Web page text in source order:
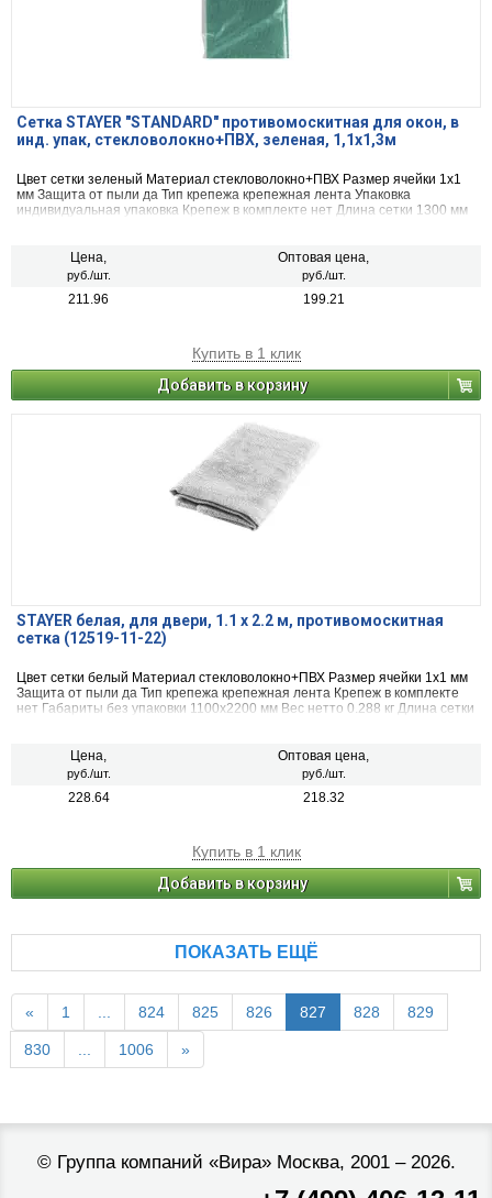
Сетка STAYER "STANDARD" противомоскитная для окон, в
инд. упак, стекловолокно+ПВХ, зеленая, 1,1х1,3м
Цвет сетки зеленый Материал стекловолокно+ПВХ Размер ячейки 1х1
мм Защита от пыли да Тип крепежа крепежная лента Упаковка
индивидуальная упаковка Крепеж в комплекте нет Длина сетки 1300 мм
Цена,
руб./шт.
Оптовая цена,
руб./шт.
211.96 199.21
Купить в 1 клик
Добавить в корзину
STAYER белая, для двери, 1.1 х 2.2 м, противомоскитная
сетка (12519-11-22)
Цвет сетки белый Материал стекловолокно+ПВХ Размер ячейки 1х1 мм
Защита от пыли да Тип крепежа крепежная лента Крепеж в комплекте
нет Габариты без упаковки 1100х2200 мм Вес нетто 0.288 кг Длина сетки
Цена,
руб./шт.
Оптовая цена,
руб./шт.
228.64 218.32
Купить в 1 клик
Добавить в корзину
ПОКАЗАТЬ ЕЩЁ
« 1 ... 824 825 826 827 828 829
830 ... 1006 »
© Группа компаний «Вира»Москва, 2001 – 2026.